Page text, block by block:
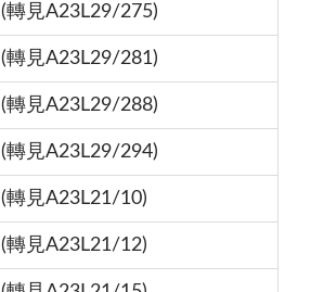
(轉見A23L29/275)
(轉見A23L29/281)
(轉見A23L29/288)
(轉見A23L29/294)
(轉見A23L21/10)
(轉見A23L21/12)